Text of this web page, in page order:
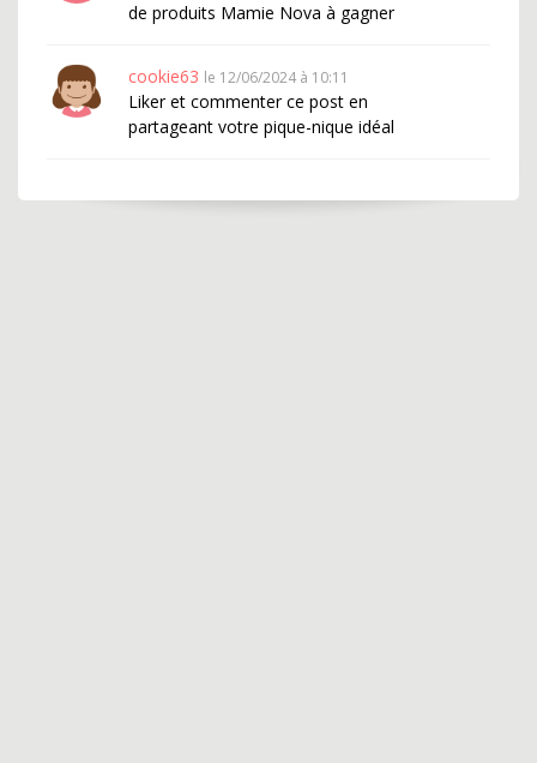
de produits Mamie Nova à gagner
cookie63 le 12/06/2024 à 10:11
Liker et commenter ce post en
partageant votre pique-nique idéal